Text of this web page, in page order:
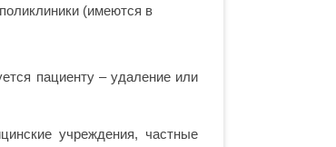
(имеются в
пациенту – удаление или
учреждения, частные